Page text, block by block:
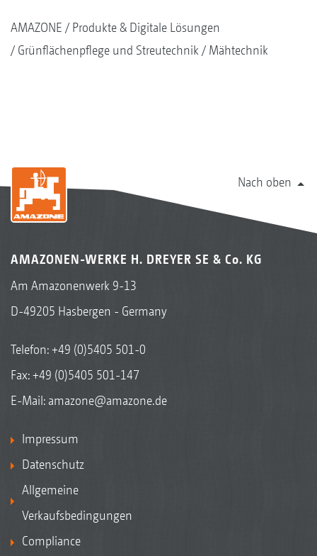
AMAZONE
Produkte & Digitale Lösungen
Grünflächenpflege und Streutechnik
Mähtechnik
Nach oben
AMAZONEN-WERKE H. DREYER SE & Co. KG
Am Amazonenwerk 9-13
D-49205 Hasbergen - Germany
Telefon:+49 (0)5405 501-0
Fax: +49 (0)5405 501-147
E-Mail: amazone@amazone.de
Impressum
Datenschutz
Allgemeine
Verkaufsbedingungen
Compliance